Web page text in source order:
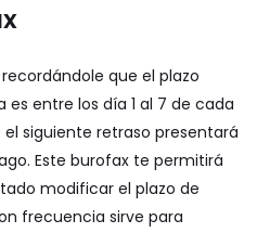
que el plazo
entre los día 1 al 7 de cada
siguiente retraso presentará
Este burofax te permitirá
modificar el plazo de
frecuencia sirve para